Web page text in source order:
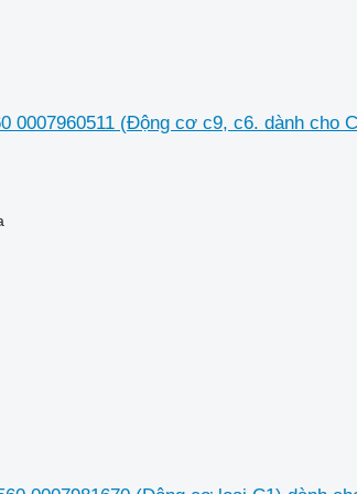
0007960511 (Động cơ c9, c6. dành cho